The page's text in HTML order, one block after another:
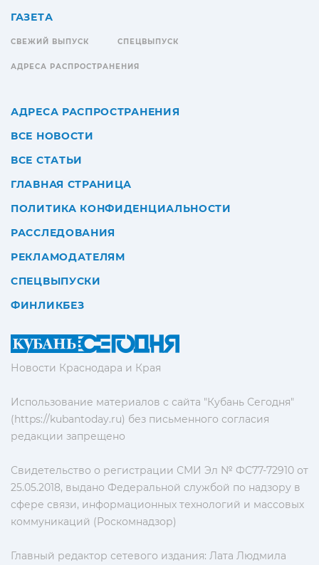
Новости Краснодара и Края
Использование материалов с сайта "Кубань Сегодня"
(https://kubantoday.ru) без письменного согласия
редакции запрещено
Свидетельство о регистрации СМИ Эл № ФС77-72910 от
25.05.2018, выдано Федеральной службой по надзору в
сфере связи, информационных технологий и массовых
коммуникаций (Роскомнадзор)
Главный редактор сетевого издания: Лата Людмила
ГАЗЕТА
СВЕЖИЙ ВЫПУСК СПЕЦВЫПУСК
АДРЕСА РАСПРОСТРАНЕНИЯ
АДРЕСА РАСПРОСТРАНЕНИЯ
ВСЕ НОВОСТИ
ВСЕ СТАТЬИ
ГЛАВНАЯ СТРАНИЦА
ПОЛИТИКА КОНФИДЕНЦИАЛЬНОСТИ
РАССЛЕДОВАНИЯ
РЕКЛАМОДАТЕЛЯМ
СПЕЦВЫПУСКИ
ФИНЛИКБЕЗ